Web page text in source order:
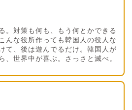
。対策も何も、もう何とかできる
んな役所作っても韓国人の役人な
て、後は遊んでるだけ。韓国人が
、世界中が喜ぶ。さっさと滅べ。